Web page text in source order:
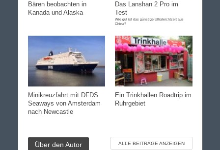
Bären beobachten in
Kanada und Alaska
Das Lanshan 2 Pro im
Test
Wie gut ist das günstige Ultraleichtzelt aus
China?
Minikreuzfahrt mit DFDS
Seaways von Amsterdam
nach Newcastle
Ein Trinkhallen Roadtrip im
Ruhrgebiet
Über den Autor ALLE BEITRÄGE ANZEIGEN